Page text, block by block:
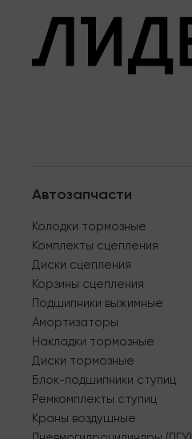
Автозапчасти
Колодки тормозные
Комплекты сцепления
Диски сцепления
Корзины сцепления
Подшипники выжимные
Амортизаторы
Накладки тормозные
Диски тормозные
Блок-подшипники ступиц
Ремкомплекты ступиц
Краны воздушные